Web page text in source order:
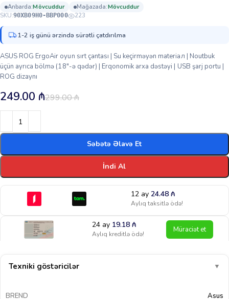
anbarda: mövcuddur mağazada:
mövcuddur
SKU:90XB09H0-BBP000 223
1-2 iş günü ərzində sürətli çatdırılma
ASUS ROG ErgoAir oyun sırt çantası | Su keçirməyən materiал | Noutbuk
üçün ayrıca bölmə (18″-ə qədər) | Erqonomik arxa dəstəyi | USB şarj portu |
ROG dizaynı
299.00₼
249.00 ₼
Səbətə Əlavə Et
İndi Al
12 ay 24.48 ₼
Aylıq taksitlə ödə!
24 ay 19.18₼
Aylıq kreditlə ödə! Müraciət et
Texniki göstəricilər ▼
BREND Asus